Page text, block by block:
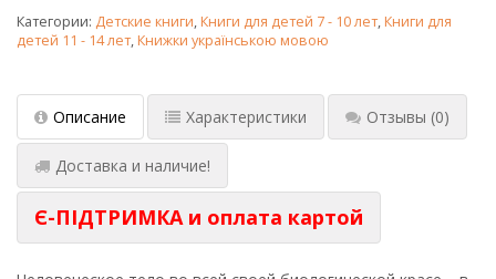
Категории: Детские книги,Книги для детей 7 - 10 лет,Книги для
детей 11 - 14 лет,Книжки українською мовою
Описание Характеристики Отзывы (0)
Доставка и наличие!
Є-ПІДТРИМКА и оплата картой